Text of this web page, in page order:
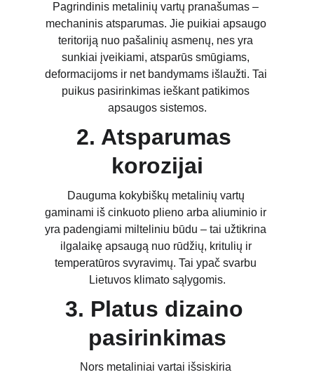
Pagrindinis metalinių vartų pranašumas –
mechaninis atsparumas. Jie puikiai apsaugo
teritoriją nuo pašalinių asmenų, nes yra
sunkiai įveikiami, atsparūs smūgiams,
deformacijoms ir net bandymams išlaužti. Tai
puikus pasirinkimas ieškant patikimos
apsaugos sistemos.
2. Atsparumas
korozijai
Dauguma kokybiškų metalinių vartų
gaminami iš cinkuoto plieno arba aliuminio ir
yra padengiami milteliniu būdu – tai užtikrina
ilgalaikę apsaugą nuo rūdžių, kritulių ir
temperatūros svyravimų. Tai ypač svarbu
Lietuvos klimato sąlygomis.
3. Platus dizaino
pasirinkimas
Nors metaliniai vartai išsiskiria